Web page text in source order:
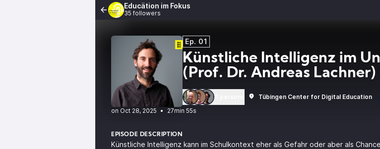
Educätion im Fokus
35 followers
Ep. 01
Künstliche Intelligenz im
(Prof. Dr. Andreas Lachner)
Tübingen Center for Digital Education
•
27min 55s
EPISODE DESCRIPTION
Künstliche Intelligenz kann im Schulkontext eher als Gefahr oder aber als Chance